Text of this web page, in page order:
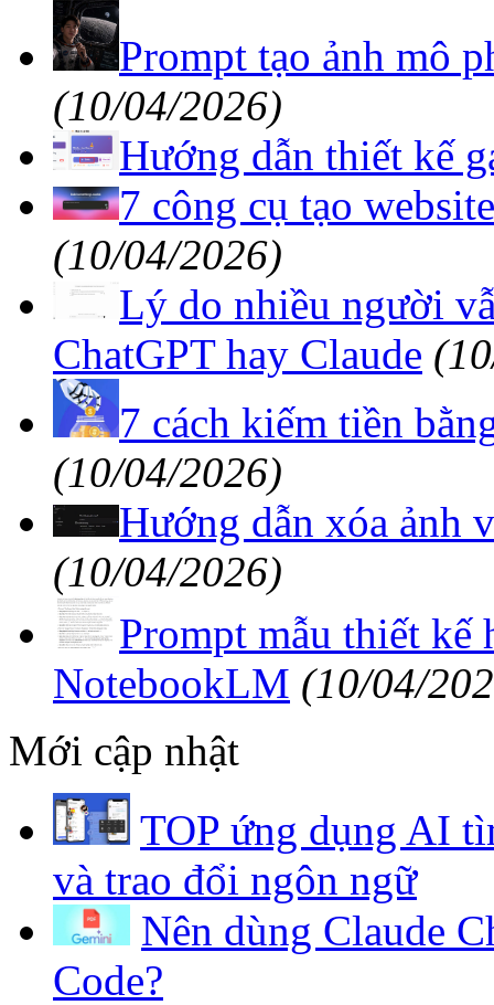
Prompt tạo ảnh mô
(10/04/2026)
Hướng dẫn thiết kế
7 công cụ tạo
(10/04/2026)
Lý do nhiều người
ChatGPT hay Claude
7 cách kiếm tiền
(10/04/2026)
Hướng dẫn xóa ảnh
(10/04/2026)
Prompt mẫu thiết kế
NotebookLM (10/04/
Mới cập nhật
TOP ứng dụng AI
và trao đổi ngôn ngữ
Nên dùng Claude
Code?